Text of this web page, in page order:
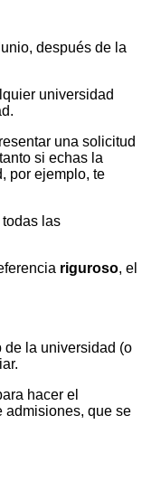
después de la
universidad
una solicitud
si echas la
por ejemplo, te
las
riguroso, el
de la universidad (o
hacer el
admisiones, que se